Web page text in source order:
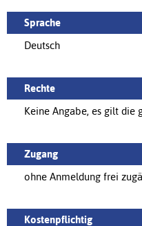
Sprache
Deutsch
Rechte
Keine Angabe, es gilt die
Zugang
ohne Anmeldung frei
Kostenpflichtig